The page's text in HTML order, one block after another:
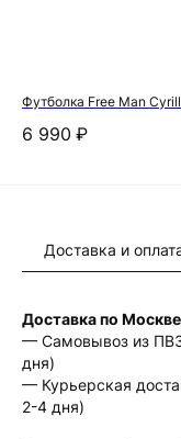
Футболка Free Man
6 990 ₽
Доставка и
Доставка по
— Самовывоз из
дня)
— Курьерская
2-4 дня)